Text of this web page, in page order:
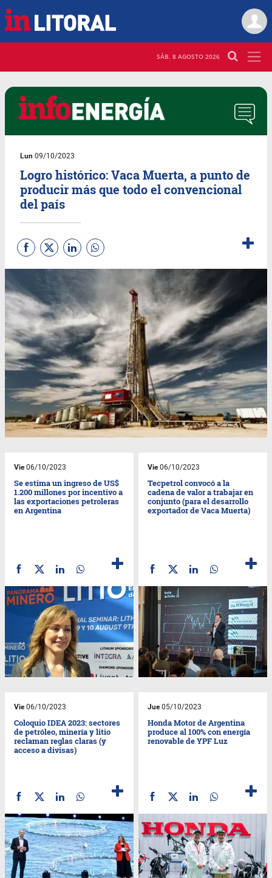
SÁB. 8 AGOSTO 2026
Lun 09/10/2023
Logro histórico: Vaca Muerta, a punto de
producir más que todo el convencional
del país
Vie06/10/2023
Se estima un ingreso de US$
1.200 millones por incentivo a
las exportaciones petroleras
en Argentina
Vie06/10/2023
Tecpetrol convocó a la
cadena de valor a trabajar en
conjunto (para el desarrollo
exportador de Vaca Muerta)
Vie06/10/2023
Coloquio IDEA 2023: sectores
de petróleo, minería y litio
reclaman reglas claras (y
acceso a divisas)
Jue05/10/2023
Honda Motor de Argentina
produce al 100% con energía
renovable de YPF Luz